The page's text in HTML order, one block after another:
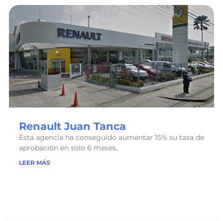
Renault Juan Tanca
Esta agencia ha conseguido aumentar 15% su tasa de
aprobación en solo 6 meses.
LEER MÁS